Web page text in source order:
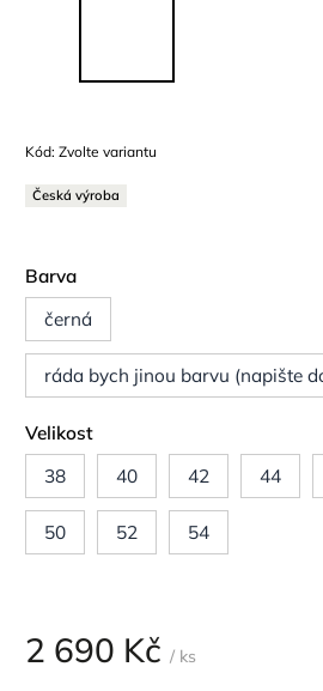
Kód: Zvolte variantu
Česká výroba
Barva
černá
ráda bych jinou barvu (napište
Velikost
38
40 42 44
50 52 54
2 690 Kč / ks